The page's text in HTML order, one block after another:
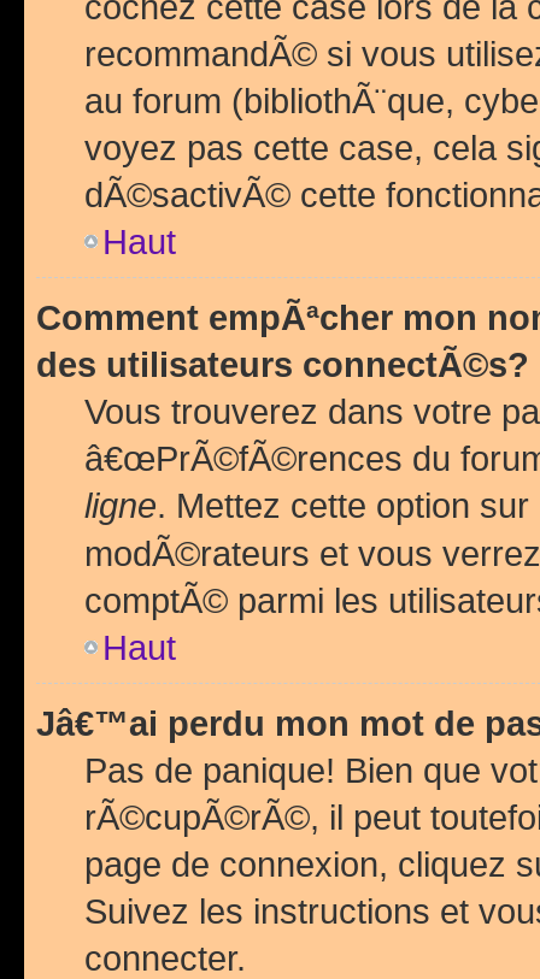
recommandÃ© si vous
au forum (bibliothÃ¨que,
voyez pas cette case, cela
dÃ©sactivÃ© cette
Haut
Comment empÃªcher mon
des utilisateurs connectÃ©s?
Vous trouverez dans votre
â€œPrÃ©fÃ©rences du
ligne. Mettez cette option sur
modÃ©rateurs et vous
comptÃ© parmi les
Haut
Jâ€™ai perdu mon mot de
Pas de panique! Bien que
rÃ©cupÃ©rÃ©, il peut
page de connexion, cliquez
Suivez les instructions et
connecter.